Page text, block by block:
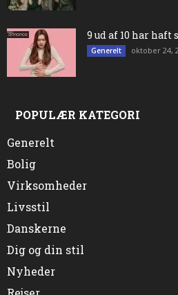
9 ud af 10 har haft
Generelt oktober 24,
POPULÆR KATEGORI
Generelt
Bolig
Virksomheder
Livsstil
Danskerne
Dig og din stil
Nyheder